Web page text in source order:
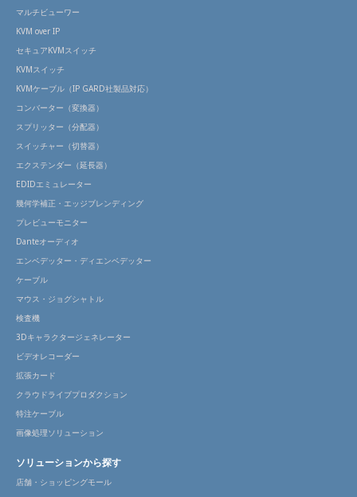
マルチビューワー
KVM over IP
セキュアKVMスイッチ
KVMスイッチ
KVMケーブル（IP GARD社製品対応）
コンバーター（変換器）
スプリッター（分配器）
スイッチャー（切替器）
エクステンダー（延長器）
EDIDエミュレーター
幾何学補正・エッジブレンディング
プレビューモニター
Danteオーディオ
エンベデッター・ディエンベデッター
ケーブル
マウス・ジョグシャトル
検査機
3Dキャラクタージェネレーター
ビデオレコーダー
拡張カード
クラウドライブプロダクション
特注ケーブル
画像処理ソリューション
ソリューションから探す
店舗・ショッピングモール